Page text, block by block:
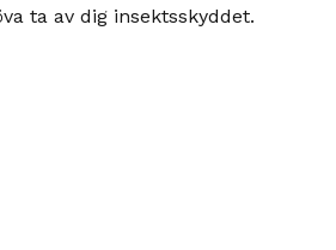
ta av dig insektsskyddet.